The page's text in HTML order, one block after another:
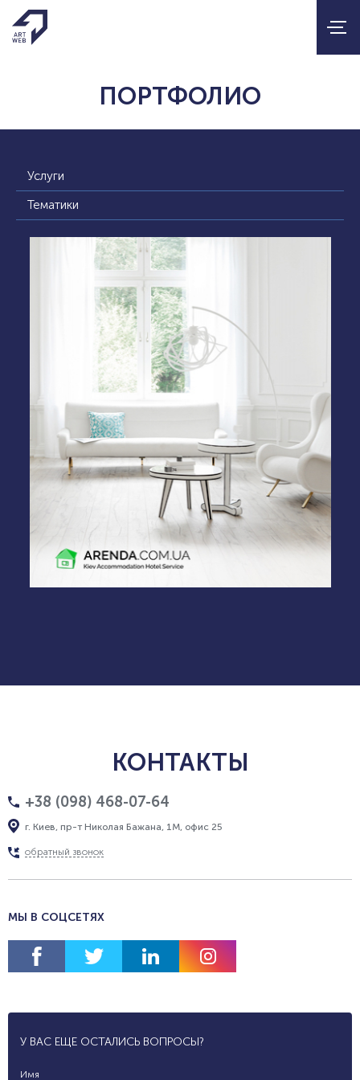
ПОРТФОЛИО
Услуги
Тематики
КОНТАКТЫ
+38 (098) 468-07-64
г. Киев, пр-т Николая Бажана, 1М, офис 25
обратный звонок
МЫ В СОЦСЕТЯХ
У ВАС ЕЩЕ ОСТАЛИСЬ ВОПРОСЫ?
Имя